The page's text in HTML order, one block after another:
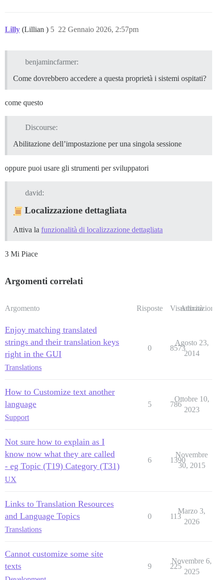
Lilly (Lillian ) 22 Gennaio 2026, 2:57pm
5
benjamincfarmer:
Come dovrebbero accedere a questa proprietà i sistemi ospitati?
come questo
Discourse:
Abilitazione dell’impostazione per una singola sessione
oppure puoi usare gli strumenti per sviluppatori
david:
Localizzazione dettagliata
Attiva la funzionalità di localizzazione dettagliata
3 Mi Piace
Argomenti correlati
Argomento Risposte Visualizzazioni
Attività
Enjoy matching translated
strings and their translation keys
right in the GUI
Translations
0 8573
Agosto 23,
2014
How to Customize text another
language
Support
5 786
Ottobre 10,
2023
Not sure how to explain as I
know now what they are called
- eg Topic (T19) Category (T31)
UX
6 1390
Novembre
30, 2015
Links to Translation Resources
and Language Topics
Translations
0 113
Marzo 3,
2026
Cannot customize some site
texts
9 225
Novembre 6,
2025